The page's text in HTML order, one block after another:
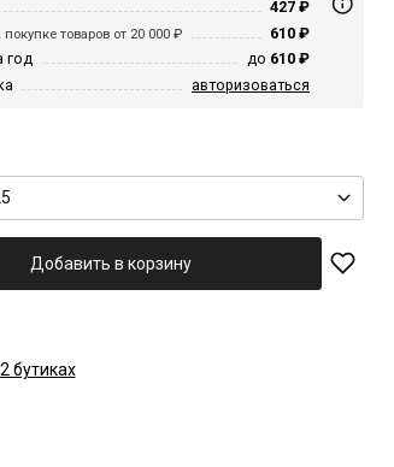
427 ₽
покупке товаров от 20 000 ₽
610 ₽
год
до 610 ₽
авторизоваться
Добавить в корзину
2 бутиках